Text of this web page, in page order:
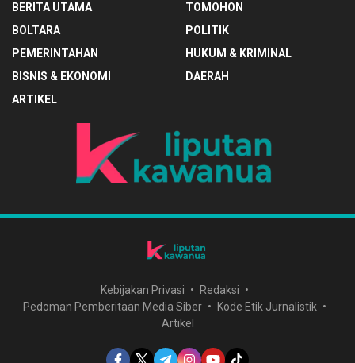
BERITA UTAMA
TOMOHON
BOLTARA
POLITIK
PEMERINTAHAN
HUKUM & KRIMINAL
BISNIS & EKONOMI
DAERAH
ARTIKEL
Kebijakan Privasi
Redaksi
Pedoman Pemberitaan Media Siber
Kode Etik Jurnalistik
Artikel